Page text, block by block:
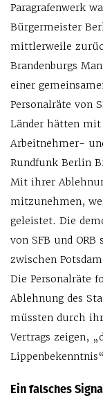
Paragrafenwerk
Bürgermeister
mittlerweile
Brandenburgs
einer
Personalräte von
Länder hätten
Arbeitnehmer-
Rundfunk Berlin
Mit ihrer
mitzunehmen,
geleistet. Die
von SFB und
zwischen
Die Personalräte
Ablehnung des
müssten durch
Vertrags zeigen,
Ein falsches